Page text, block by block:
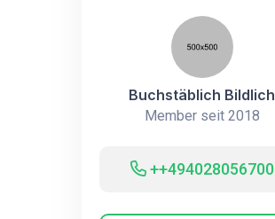
Buchstäblich Bildlich
Member seit 2018
++494028056700